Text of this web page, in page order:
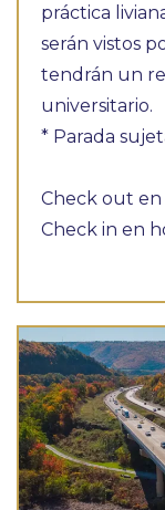
práctica
serán vistos
tendrán un
universitario.
* Parada
Check out
Check in en